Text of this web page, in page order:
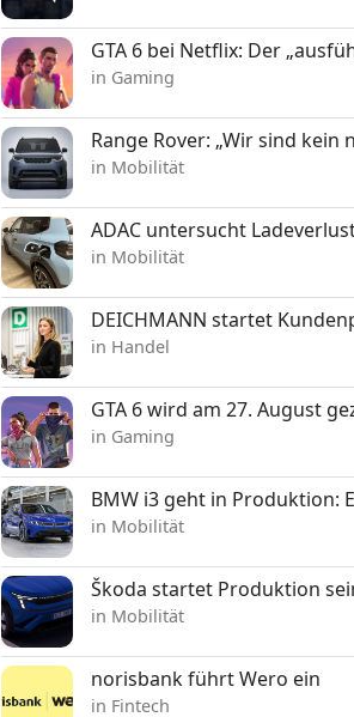
GTA 6 bei Netflix: Der
in Gaming
Range Rover: „Wir sind
in Mobilität
ADAC untersucht
in Mobilität
DEICHMANN startet
in Handel
GTA 6 wird am 27. August
in Gaming
BMW i3 geht in Produktion:
in Mobilität
Škoda startet Produktion
in Mobilität
norisbank führt Wero ein
in Fintech